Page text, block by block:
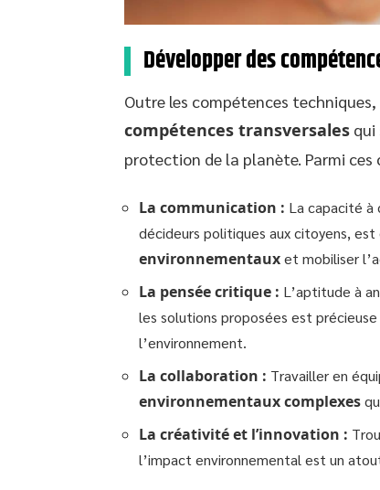
Développer des
Outre les compétences
compétences transversales qui
protection de la planète. Parmi
La communication : La capacité à
décideurs politiques aux citoyens,
environnementauxet mobiliser
La pensée critique : L’aptitude à
les solutions proposées est
l’environnement.
La collaboration : Travailler en
environnementaux complexes
La créativité et l’innovation :
l’impact environnemental est un